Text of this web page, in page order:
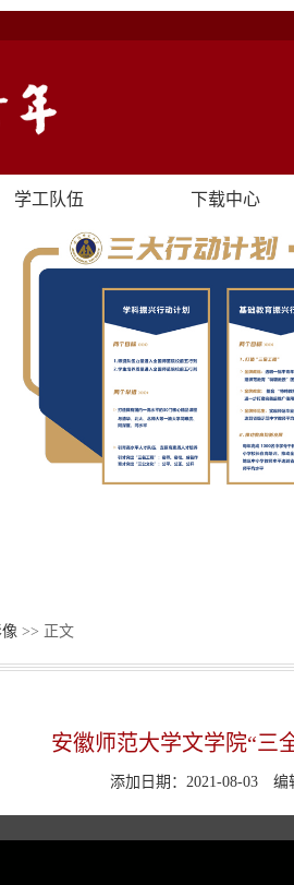
学工队伍 下载中心
>> 正文
安徽师范大学文学院“三
添加日期：2021-08-03 编